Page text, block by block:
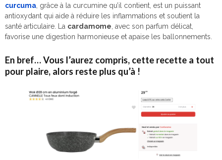
curcuma, grâce à la curcumine qu’il contient, est un puissant
antioxydant qui aide à réduire les inflammations et soutient la
santé articulaire. La cardamome, avec son parfum délicat,
favorise une digestion harmonieuse et apaise les ballonnements.
En bref… Vous l’aurez compris, cette recette a tout
pour plaire, alors reste plus qu’à !